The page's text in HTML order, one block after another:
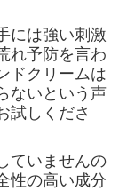
には強い刺激
れ予防を言わ
ドクリームは
ないという声
試しくださ
ていませんの
性の高い成分